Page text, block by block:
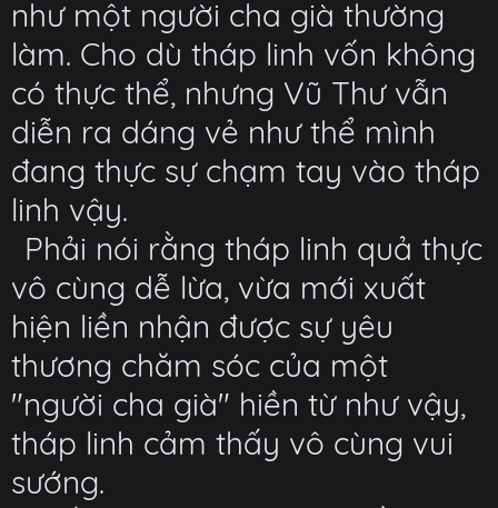
như một người cha già thường
làm. Cho dù tháp linh vốn không
có thực thể, nhưng Vũ Thư vẫn
diễn ra dáng vẻ như thể mình
đang thực sự chạm tay vào tháp
linh vậy.
Phải nói rằng tháp linh quả thực
vô cùng dễ lừa, vừa mới xuất
hiện liền nhận được sự yêu
thương chăm sóc của một
"người cha già" hiền từ như vậy,
tháp linh cảm thấy vô cùng vui
sướng.